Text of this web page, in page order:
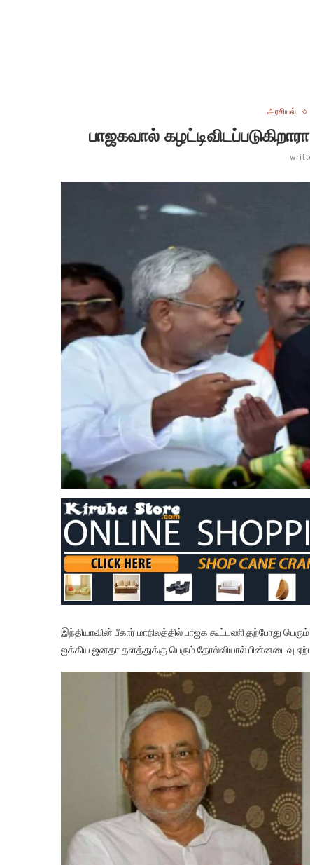
அரசியல்
பாஜகவால்
இந்தியாவின் பீகார் மாநிலத்தில் பாஜக கூட்டணி தற்போது
ஐக்கிய ஜனதா தளத்துக்கு பெரும் தோல்வியால் பின்னடைவு